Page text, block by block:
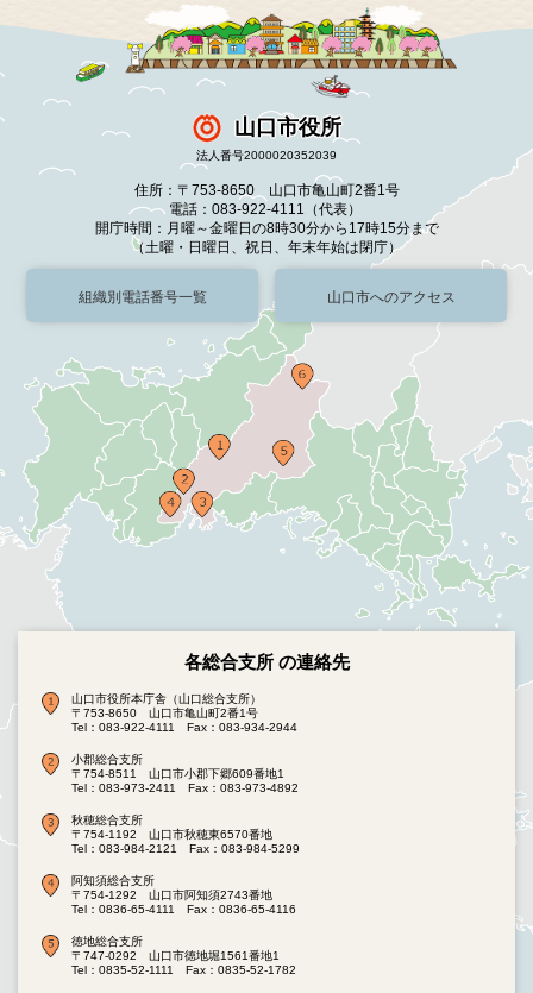
山口市役所
法人番号2000020352039
住所：〒753-8650 山口市亀山町2番1号
電話：083-922-4111（代表）
開庁時間：月曜～金曜日の8時30分から17時15分まで
（土曜・日曜日、祝日、年末年始は閉庁）
組織別電話番号一覧 山口市へのアクセス
各総合支所 の連絡先
山口市役所本庁舎（山口総合支所）
〒753-8650 山口市亀山町2番1号
Tel：083-922-4111
Fax：083-934-2944
小郡総合支所
〒754-8511 山口市小郡下郷609番地1
Tel：083-973-2411
Fax：083-973-4892
秋穂総合支所
〒754-1192 山口市秋穂東6570番地
Tel：083-984-2121
Fax：083-984-5299
阿知須総合支所
〒754-1292 山口市阿知須2743番地
Tel：0836-65-4111
Fax：0836-65-4116
徳地総合支所
〒747-0292 山口市徳地堀1561番地1
Tel：0835-52-1111
Fax：0835-52-1782